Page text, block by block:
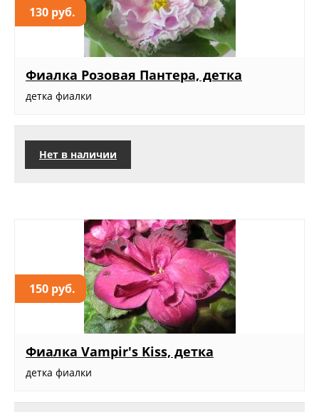
130 руб.
Фиалка Розовая Пантера, детка
детка фиалки
Нет в наличии
150 руб.
Фиалка Vampir's Kiss, детка
детка фиалки